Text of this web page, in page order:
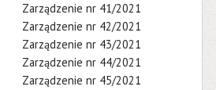
Zarządzenie nr 41/2021
Zarządzenie nr 42/2021
Zarządzenie nr 43/2021
Zarządzenie nr 44/2021
Zarządzenie nr 45/2021